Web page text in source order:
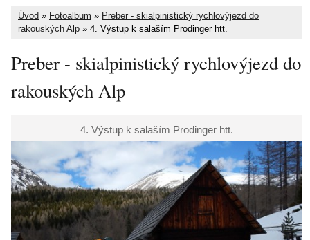
Úvod » Fotoalbum » Preber - skialpinistický rychlovýjezd do
rakouských Alp » 4. Výstup k salaším Prodinger htt.
Preber - skialpinistický rychlovýjezd do
rakouských Alp
4. Výstup k salaším Prodinger htt.